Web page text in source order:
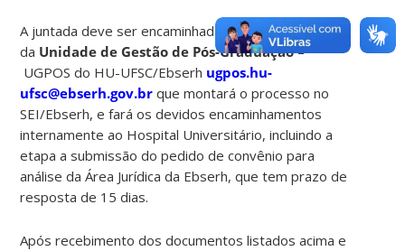
A juntada deve ser encaminhada para o e-mail
da Unidade de Gestão de Pós-Graduação–
UGPOS do HU-UFSC/Ebserh ugpos.hu-
ufsc@ebserh.gov.br que montará o processo no
SEI/Ebserh, e fará os devidos encaminhamentos
internamente ao Hospital Universitário, incluindo a
etapa a submissão do pedido de convênio para
análise da Área Jurídica da Ebserh, que tem prazo de
resposta de 15 dias.
Após recebimento dos documentos listados acima e